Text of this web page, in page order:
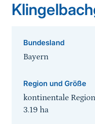
Bundesland
Bayern
Region und Größe
kontinentale Region
3.19 ha